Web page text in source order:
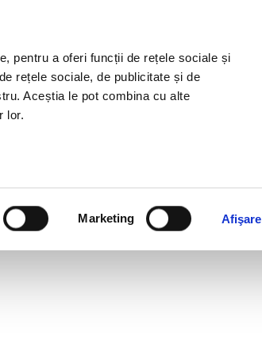
pentru a oferi funcții de rețele sociale și
rețele sociale, de publicitate și de
Aceștia le pot combina cu alte
lor.
Marketing Afişare